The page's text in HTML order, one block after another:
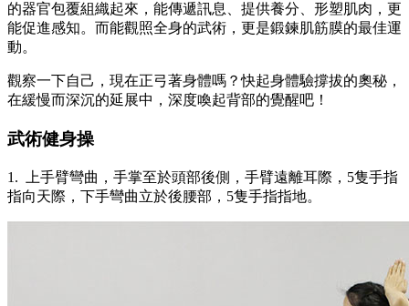
的器官包覆組織起來，能傳遞訊息、提供養分、形塑肌肉，更
能促進感知。而能觀照全身的武術，更是鍛鍊肌筋膜的最佳運
動。
觀察一下自己，現在正弓著身體嗎？快起身體驗撐拔的奧秘，
在緩慢而深沉的延展中，深度喚起背部的覺醒吧！
武術健身操
1. 上手臂彎曲，手掌至於頭部後側，手臂遠離耳際，5隻手指
指向天際，下手彎曲立於後腰部，5隻手指指地。